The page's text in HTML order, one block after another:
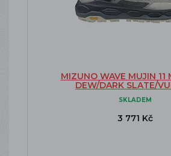
MIZUNO WAVE MUJIN 11
DEW/DARK SLATE/
SKLADEM
3 771 Kč